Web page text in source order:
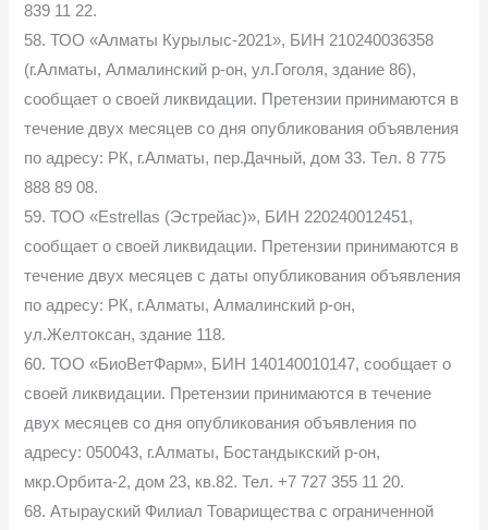
839 11 22.
58. ТОО «Алматы Курылыс-2021», БИН 210240036358
(г.Алматы, Алмалинский р-он, ул.Гоголя, здание 86),
сообщает о своей ликвидации. Претензии принимаются в
течение двух месяцев со дня опубликования объявления
по адресу: РК, г.Алматы, пер.Дачный, дом 33. Тел. 8 775
888 89 08.
59. ТОО «Estrellas (Эстрейас)», БИН 220240012451,
сообщает о своей ликвидации. Претензии принимаются в
течение двух месяцев с даты опубликования объявления
по адресу: РК, г.Алматы, Алмалинский р-он,
ул.Желтоксан, здание 118.
60. ТОО «БиоВетФарм», БИН 140140010147, сообщает о
своей ликвидации. Претензии принимаются в течение
двух месяцев со дня опубликования объявления по
адресу: 050043, г.Алматы, Бостандыкский р-он,
мкр.Орбита-2, дом 23, кв.82. Тел. +7 727 355 11 20.
68. Атырауский Филиал Товарищества с ограниченной